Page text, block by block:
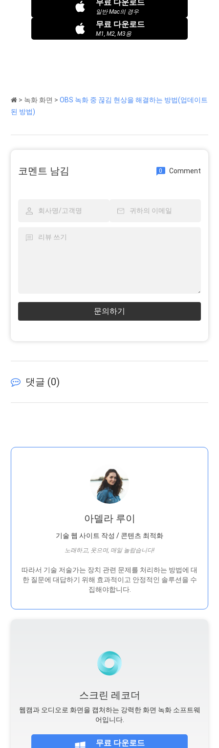
무료 다운로드
일반 Mac의 경우
무료 다운로드
M1, M2, M3용
> 녹화 화면 >OBS 녹화 중 끊김 현상을 해결하는 방법(업데이트
된 방법)
코멘트 남김 0 Comment
문의하기
댓글 (0)
아델라 루이
기술 웹 사이트 작성 / 콘텐츠 최적화
노래하고, 웃으며, 매일 놀랍습니다!
따라서 기술 저술가는 장치 관련 문제를 처리하는 방법에 대
한 질문에 대답하기 위해 효과적이고 안정적인 솔루션을 수
집해야합니다.
스크린 레코더
웹캠과 오디오로 화면을 캡처하는 강력한 화면 녹화 소프트웨
어입니다.
무료 다운로드